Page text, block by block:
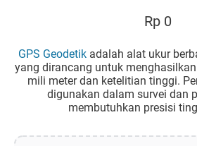
Rp 0
GPS Geodetik adalah alat ukur
yang dirancang untuk
mili meter dan ketelitian tinggi.
digunakan dalam survei dan
membutuhkan presisi